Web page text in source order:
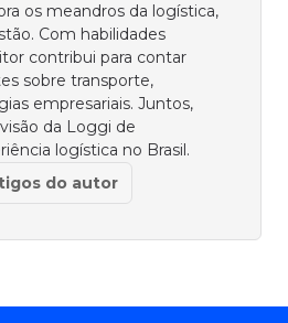
os meandros da logística,
Com habilidades
contribui para contar
sobre transporte,
empresariais. Juntos,
da Loggi de
logística no Brasil.
do autor